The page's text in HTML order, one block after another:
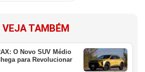
VEJA TAMBÉM
O Novo SUV Médio
para Revolucionar